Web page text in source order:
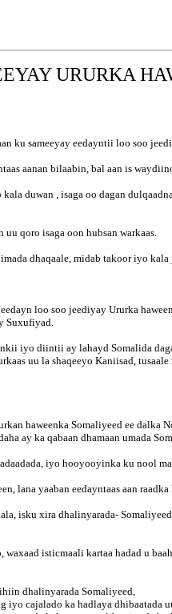
URURKA
ku sameeyay eedayntii loo soo
aanan bilaabin, bal aan is
duwan , isaga oo dagan
qoro isaga oon hubsan warkaas.
dhaqaale, midab takoor iyo
loo soo jeediyay Ururka
Suxufiyad.
iyo diintii ay lahayd Somalida
uu la shaqeeyo Kaniisad,
haweenka Somaliyeed ee
ay ka qabaan dhamaan umada
iyo hooyooyinka ku nool
lana yaaban eedayntaas aan raadka
isku xira dhalinyarada-
isticmaali kartaa hadad u
dhalinyarada Somaliyeed,
iyo cajalado ka hadlaya dhibaatada